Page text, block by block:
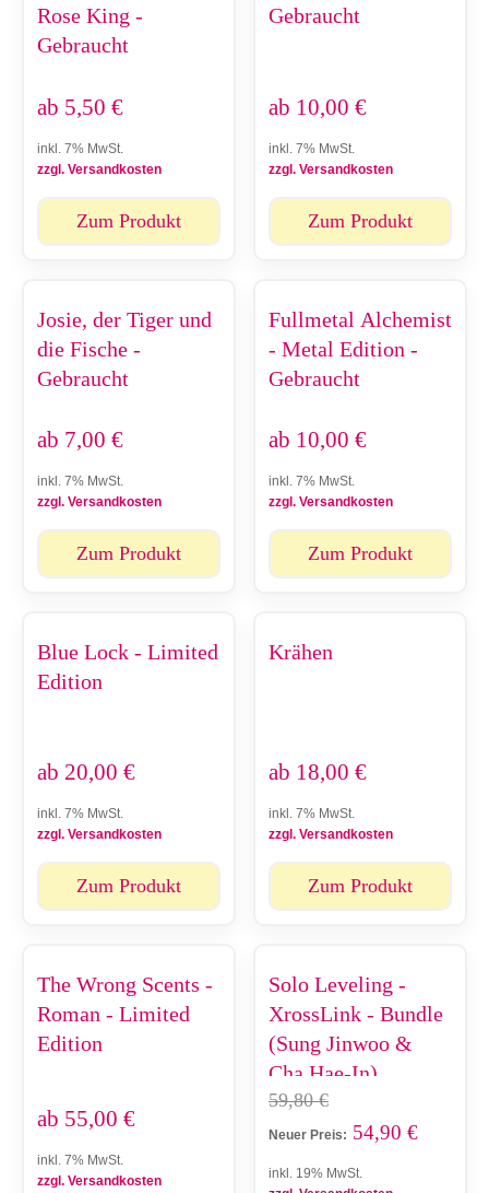
Rose King -
Gebraucht
ab 5,50 €
inkl. 7% MwSt.
zzgl. Versandkosten
Zum Produkt
Gebraucht
ab 10,00 €
inkl. 7% MwSt.
zzgl. Versandkosten
Zum Produkt
Josie, der Tiger und
die Fische -
Gebraucht
ab 7,00 €
inkl. 7% MwSt.
zzgl. Versandkosten
Zum Produkt
Fullmetal Alchemist
- Metal Edition -
Gebraucht
ab 10,00 €
inkl. 7% MwSt.
zzgl. Versandkosten
Zum Produkt
Blue Lock - Limited
Edition
ab 20,00 €
inkl. 7% MwSt.
zzgl. Versandkosten
Zum Produkt
Krähen
ab 18,00 €
inkl. 7% MwSt.
zzgl. Versandkosten
Zum Produkt
The Wrong Scents -
Roman - Limited
Edition
ab 55,00 €
inkl. 7% MwSt.
zzgl. Versandkosten
Solo Leveling -
XrossLink - Bundle
(Sung Jinwoo &
Cha Hae-In)
59,80€
Neuer Preis: 54,90 €
inkl. 19% MwSt.